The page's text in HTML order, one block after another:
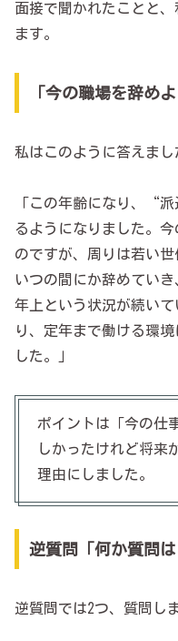
面接で聞かれたことと
ます。
「今の職場を辞め
私はこのように答えまし
「この年齢になり、“
るようになりました。
のですが、周りは若い
いつの間にか辞めてい
年上という状況が続い
り、定年まで働ける環
した。」
ポイントは「今の仕
しかったけれど将来
理由にしました。
逆質問「何か質問は
逆質問では2つ、質問し